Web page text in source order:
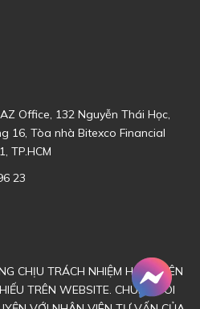
Office, 132 Nguyễn Thái Học,
16, Tòa nhà Bitexco Financial
TP.HCM
23
CHỊU TRÁCH NHIỆM HOẶC LIÊN
TRÊN WEBSITE. CHÚNG TÔI